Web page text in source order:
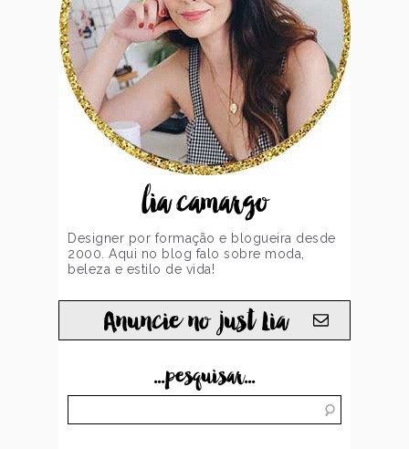
lia camargo
Designer por formação e blogueira desde
2000. Aqui no blog falo sobre moda,
beleza e estilo de vida!
Anuncie no just Lia
...pesquisar...